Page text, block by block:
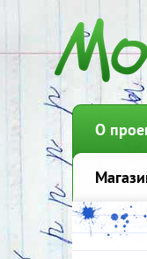
О